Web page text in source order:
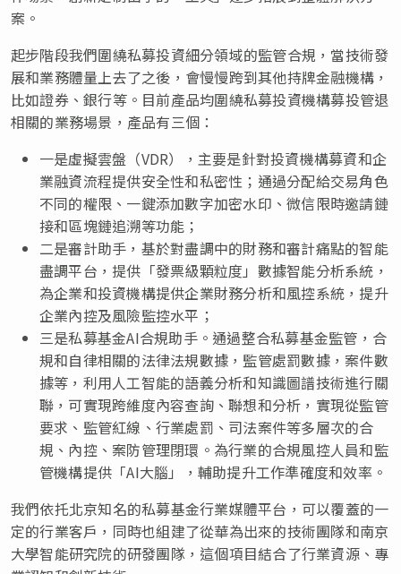
案。
起步階段我們圍繞私募投資細分領域的監管合規，當技術發
展和業務體量上去了之後，會慢慢跨到其他持牌金融機構，
比如證券、銀行等。目前產品均圍繞私募投資機構募投管退
相關的業務場景，產品有三個：
一是虛擬雲盤（VDR），主要是針對投資機構募資和企
業融資流程提供安全性和私密性；通過分配給交易角色
不同的權限、一鍵添加數字加密水印、微信限時邀請鏈
接和區塊鏈追溯等功能；
二是審計助手，基於對盡調中的財務和審計痛點的智能
盡調平台，提供「發票級顆粒度」數據智能分析系統，
為企業和投資機構提供企業財務分析和風控系統，提升
企業內控及風險監控水平；
三是私募基金AI合規助手。通過整合私募基金監管，合
規和自律相關的法律法規數據，監管處罰數據，案件數
據等，利用人工智能的語義分析和知識圖譜技術進行關
聯，可實現跨維度內容查詢、聯想和分析，實現從監管
要求、監管紅線、行業處罰、司法案件等多層次的合
規、內控、案防管理閉環。為行業的合規風控人員和監
管機構提供「AI大腦」，輔助提升工作準確度和效率。
我們依托北京知名的私募基金行業媒體平台，可以覆蓋的一
定的行業客戶，同時也組建了從華為出來的技術團隊和南京
大學智能研究院的研發團隊，這個項目結合了行業資源、專